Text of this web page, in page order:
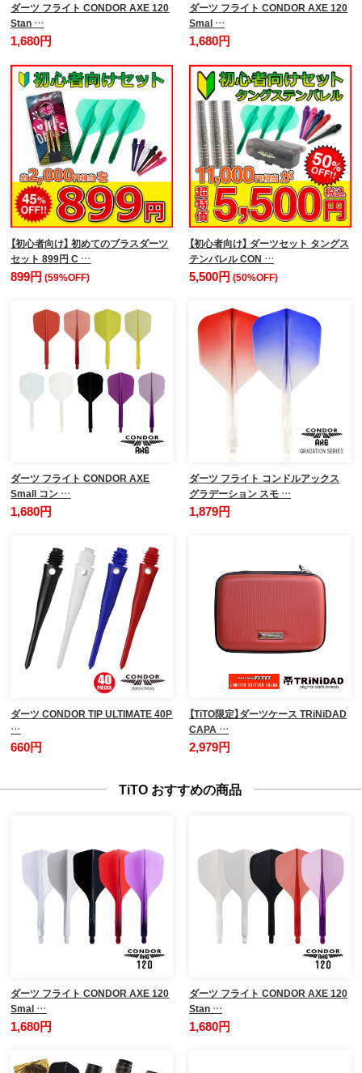
ダーツ フライト CONDOR AXE 120
Stan …
1,680円
ダーツ フライト CONDOR AXE 120
Smal …
1,680円
【初心者向け】 初めてのブラスダーツ
セット 899円 C …
899円(59%OFF)
【初心者向け】 ダーツセット タングス
テンバレル CON …
5,500円 (50%OFF)
ダーツ フライト CONDOR AXE
Small コン …
1,680円
ダーツ フライト コンドルアックス
グラデーション スモ …
1,879円
ダーツ CONDOR TIP ULTIMATE 40P
…
660円
【TiTO限定】ダーツケース TRiNiDAD
CAPA …
2,979円
TiTO おすすめの商品
ダーツ フライト CONDOR AXE 120
Smal …
1,680円
ダーツ フライト CONDOR AXE 120
Stan …
1,680円